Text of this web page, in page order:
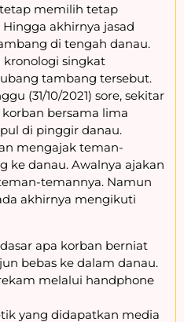
memilih tetap
akhirnya jasad
di tengah danau.
singkat
tambang tersebut.
(31/10/2021) sore, sekitar
korban bersama lima
di pinggir danau.
mengajak teman-
ke danau. Awalnya ajakan
temannya. Namun
akhirnya mengikuti
apa korban berniat
bebas ke dalam danau.
melalui handphone
yang didapatkan media